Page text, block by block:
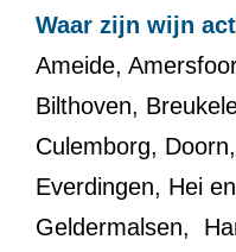
Waar zijn wijn
Ameide,
Bilthoven,
Culemborg, Doorn,
Everdingen, Hei
Geldermalsen,